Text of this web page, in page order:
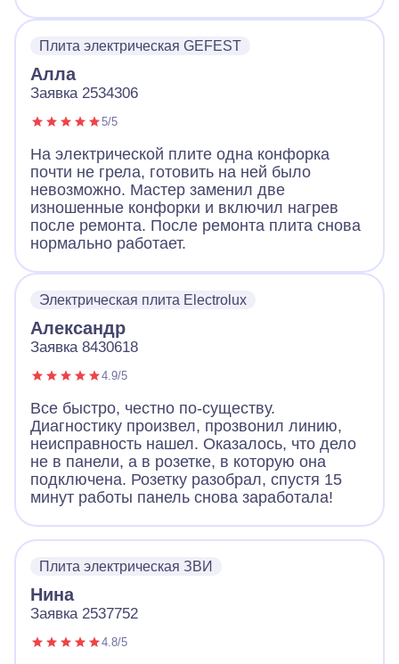
Плита электрическая GEFEST
Алла
Заявка 2534306
5/5
На электрической плите одна конфорка
почти не грела, готовить на ней было
невозможно. Мастер заменил две
изношенные конфорки и включил нагрев
после ремонта. После ремонта плита снова
нормально работает.
Электрическая плита Electrolux
Александр
Заявка 8430618
4.9/5
Все быстро, честно по-существу.
Диагностику произвел, прозвонил линию,
неисправность нашел. Оказалось, что дело
не в панели, а в розетке, в которую она
подключена. Розетку разобрал, спустя 15
минут работы панель снова заработала!
Плита электрическая ЗВИ
Нина
Заявка 2537752
4.8/5